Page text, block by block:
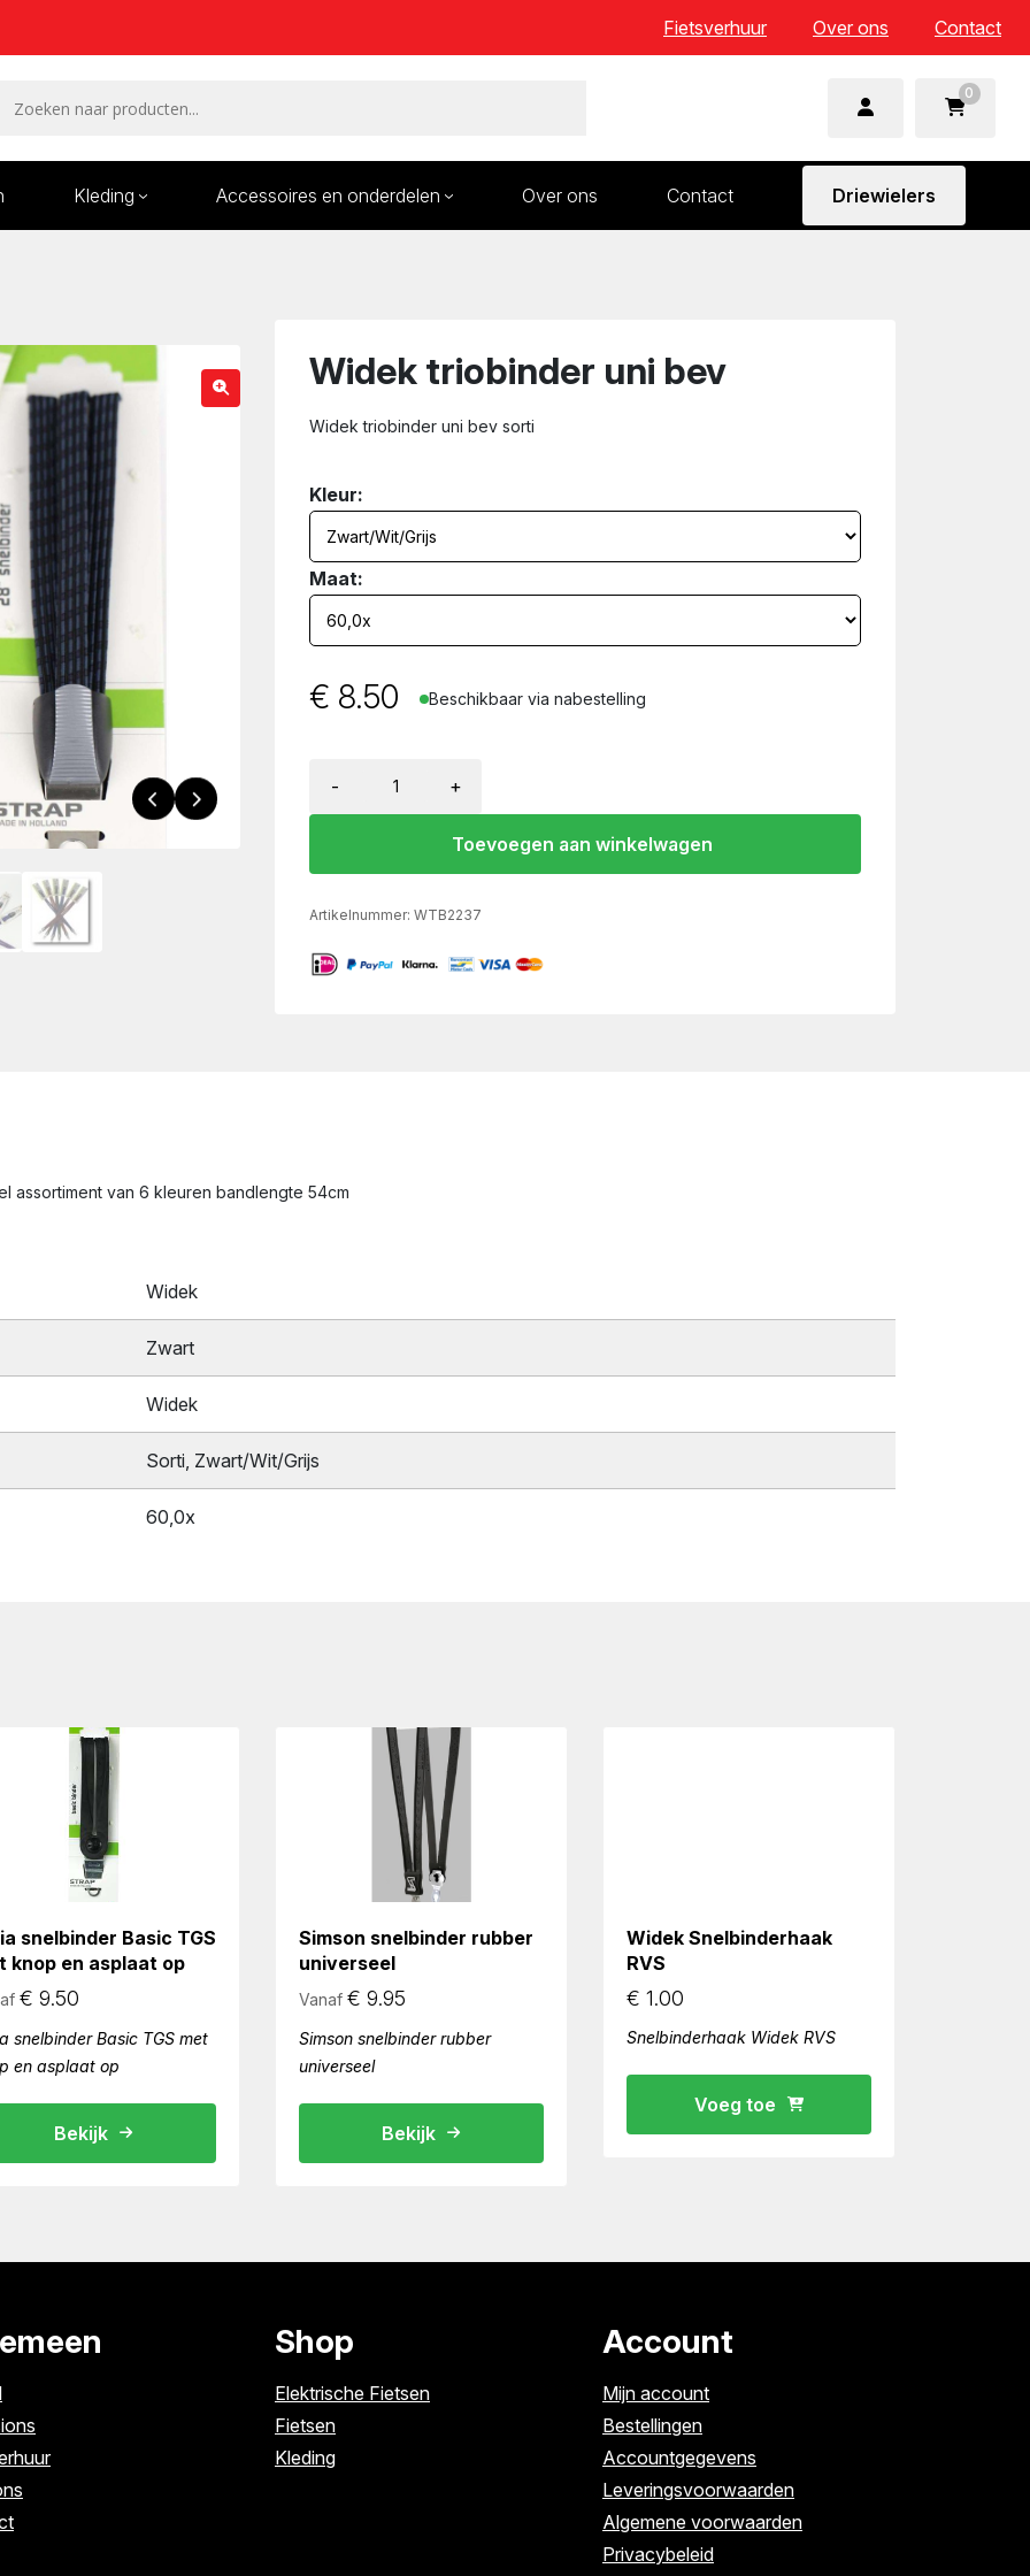
Fietsverhuur Over ons Contact
0
Kleding Accessoires en onderdelen Over ons Contact Driewielers
Widek triobinder uni bev
Widek triobinder uni bev sorti
Kleur:
Maat:
€ 8.50 Beschikbaar via nabestelling
- +
Toevoegen aan winkelwagen
Artikelnummer: WTB2237
assortiment van 6 kleuren bandlengte 54cm
Widek
Zwart
Widek
Sorti, Zwart/Wit/Grijs
60,0x
snelbinder Basic TGS
knop en asplaat op
€ 9.50
snelbinder Basic TGS met
en asplaat op
Bekijk
Simson snelbinder rubber
universeel
Vanaf € 9.95
Simson snelbinder rubber
universeel
Bekijk
Widek Snelbinderhaak
RVS
€ 1.00
Snelbinderhaak Widek RVS
Voeg toe
Shop
Elektrische Fietsen
Fietsen
Kleding
Account
Mijn account
Bestellingen
Accountgegevens
Leveringsvoorwaarden
Algemene voorwaarden
Privacybeleid